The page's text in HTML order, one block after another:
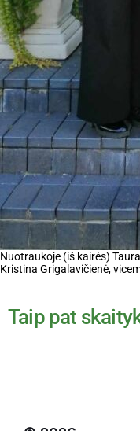
Nuotraukoje (iš kairės)
Kristina Grigalavičienė,
Taip pat